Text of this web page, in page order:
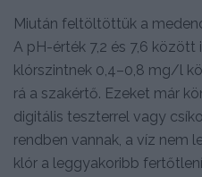
Miután feltöltöttük a
A pH-érték 7,2 és 7,6 között
klórszintnek 0,4–0,8 mg/l
rá a szakértő. Ezeket már
digitális teszterrel vagy
rendben vannak, a víz nem
klór a leggyakoribb